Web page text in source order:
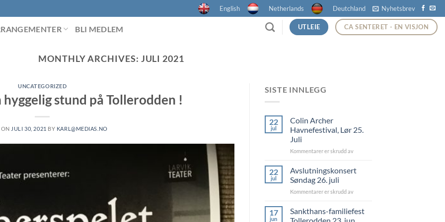
English Netherlands Deutchland Nyhetsbrev
BLI MEDLEM UTLEIE CA SENTERET - EN VISJON
MONTHLY ARCHIVES: JULI 2021
UNCATEGORIZED
stund på Tollerodden !
ON JULI 30, 2021 BY KARL@MEDIAS.NO
SISTE INNLEGG
22
jul
Colin Archer
Havnefestival, Lør 25.
Juli
Kommentarer er skrudd avfor
Archer
Havnefestival,
25.
22
jul
Avslutningskonsert
Søndag 26. juli
Kommentarer er skrudd avfor
Søndag
26.
17
jun
Sankthans-familiefest